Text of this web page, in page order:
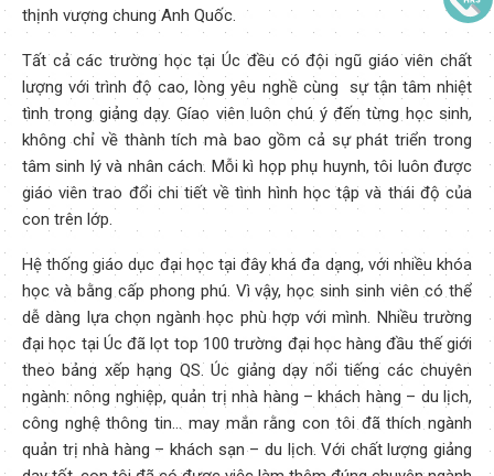
thịnh vượng chung Anh Quốc.
Tất cả các trường học tại Úc đều có đội ngũ giáo viên chất
lượng với trình độ cao, lòng yêu nghề cùng sự tận tâm nhiệt
tình trong giảng dạy. Gíao viên luôn chú ý đến từng học sinh,
không chỉ về thành tích mà bao gồm cả sự phát triển trong
tâm sinh lý và nhân cách. Mỗi kì họp phụ huynh, tôi luôn được
giáo viên trao đổi chi tiết về tình hình học tập và thái độ của
con trên lớp.
Hệ thống giáo dục đại học tại đây khá đa dạng, với nhiều khóa
học và bằng cấp phong phú. Vì vậy, học sinh sinh viên có thể
dễ dàng lựa chọn ngành học phù hợp với mình. Nhiều trường
đại học tại Úc đã lọt top 100 trường đại học hàng đầu thế giới
theo bảng xếp hạng QS. Úc giảng dạy nổi tiếng các chuyên
ngành: nông nghiệp, quản trị nhà hàng – khách hàng – du lịch,
công nghệ thông tin… may mắn rằng con tôi đã thích ngành
quản trị nhà hàng – khách sạn – du lịch. Với chất lượng giảng